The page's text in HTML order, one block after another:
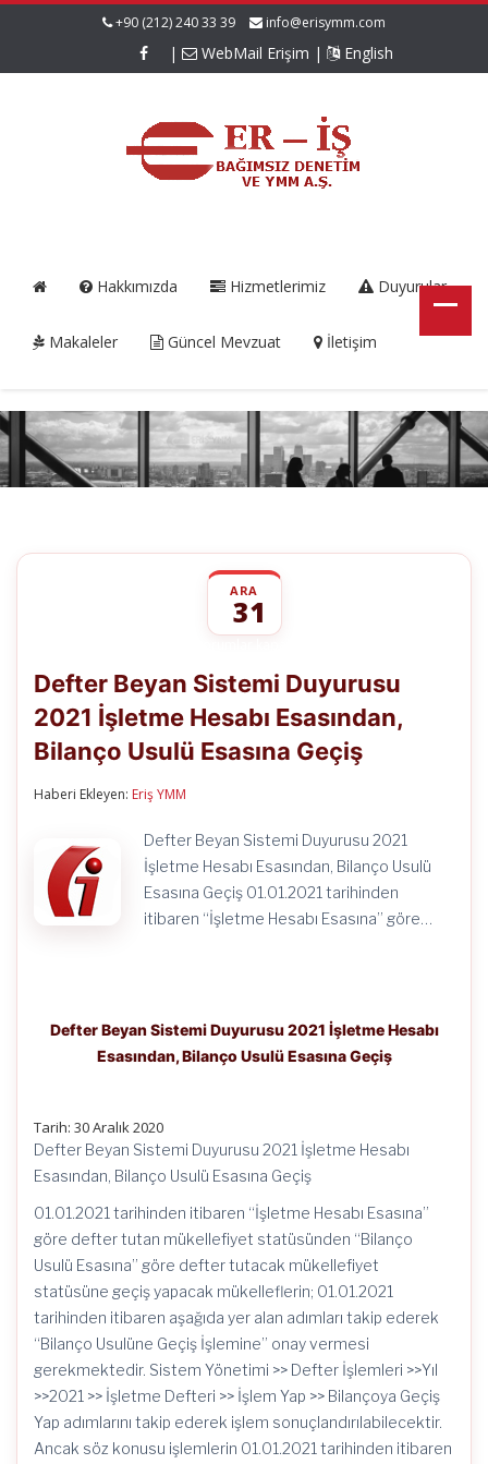
+90 (212) 240 33 39 info@erisymm.com
| WebMail Erişim | English
Hakkımızda Hizmetlerimiz Duyurular
Makaleler Güncel Mevzuat İletişim
ARA
31
Sistemi
Duyurusu
2021
Hesabı
Geçiş
için
Defter Beyan Sistemi Duyurusu
2021 İşletme Hesabı Esasından,
Bilanço Usulü Esasına Geçiş
Haberi Ekleyen: Eriş YMM
Defter Beyan Sistemi Duyurusu 2021
İşletme Hesabı Esasından, Bilanço Usulü
Esasına Geçiş 01.01.2021 tarihinden
itibaren “İşletme Hesabı Esasına” göre…
Defter Beyan Sistemi Duyurusu 2021 İşletme Hesabı
Esasından, Bilanço Usulü Esasına Geçiş
Tarih: 30 Aralık 2020
Defter Beyan Sistemi Duyurusu 2021 İşletme Hesabı
Esasından, Bilanço Usulü Esasına Geçiş
01.01.2021 tarihinden itibaren “İşletme Hesabı Esasına”
göre defter tutan mükellefiyet statüsünden “Bilanço
Usulü Esasına” göre defter tutacak mükellefiyet
statüsüne geçiş yapacak mükelleflerin; 01.01.2021
tarihinden itibaren aşağıda yer alan adımları takip ederek
“Bilanço Usulüne Geçiş İşlemine” onay vermesi
gerekmektedir. Sistem Yönetimi >> Defter İşlemleri >>Yıl
>>2021 >> İşletme Defteri >> İşlem Yap >> Bilançoya Geçiş
Yap adımlarını takip ederek işlem sonuçlandırılabilecektir.
Ancak söz konusu işlemlerin 01.01.2021 tarihinden itibaren